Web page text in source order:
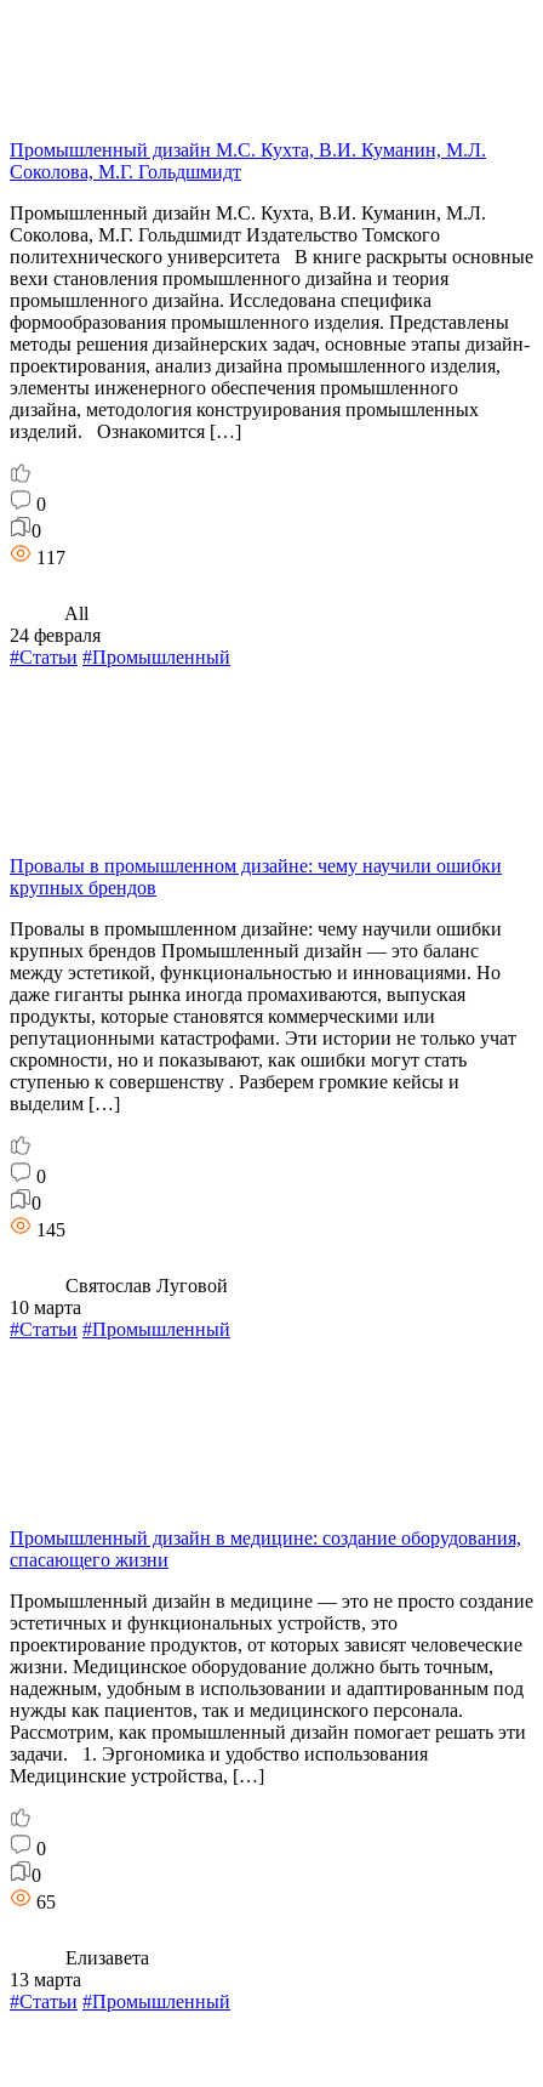
Промышленный дизайн М.С. Кухта, В.И. Куманин, М.Л.
Соколова, М.Г. Гольдшмидт
Промышленный дизайн М.С. Кухта, В.И. Куманин, М.Л.
Соколова, М.Г. Гольдшмидт Издательство Томского
политехнического университета В книге раскрыты основные
вехи становления промышленного дизайна и теория
промышленного дизайна. Исследована специфика
формообразования промышленного изделия. Представлены
методы решения дизайнерских задач, основные этапы дизайн-
проектирования, анализ дизайна промышленного изделия,
элементы инженерного обеспечения промышленного
дизайна, методология конструирования промышленных
изделий. Ознакомится […]
0
0
117
All
24 февраля
#Статьи #Промышленный
Провалы в промышленном дизайне: чему научили ошибки
крупных брендов
Провалы в промышленном дизайне: чему научили ошибки
крупных брендов Промышленный дизайн — это баланс
между эстетикой, функциональностью и инновациями. Но
даже гиганты рынка иногда промахиваются, выпуская
продукты, которые становятся коммерческими или
репутационными катастрофами. Эти истории не только учат
скромности, но и показывают, как ошибки могут стать
ступенью к совершенству . Разберем громкие кейсы и
выделим […]
0
0
145
Святослав Луговой
10 марта
#Статьи #Промышленный
Промышленный дизайн в медицине: создание оборудования,
спасающего жизни
Промышленный дизайн в медицине — это не просто создание
эстетичных и функциональных устройств, это
проектирование продуктов, от которых зависят человеческие
жизни. Медицинское оборудование должно быть точным,
надежным, удобным в использовании и адаптированным под
нужды как пациентов, так и медицинского персонала.
Рассмотрим, как промышленный дизайн помогает решать эти
задачи. 1. Эргономика и удобство использования
Медицинские устройства, […]
0
0
65
Елизавета
13 марта
#Статьи #Промышленный